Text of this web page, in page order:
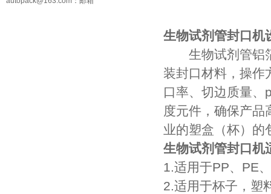
生物试剂管封口机
生物试剂管铝箔
装封口材料，操作
口率、切边质量、
度元件，确保产品
业的塑盒（杯）的
生物试剂管封口机
1.适用于PP、PE
2.适用于杯子，塑